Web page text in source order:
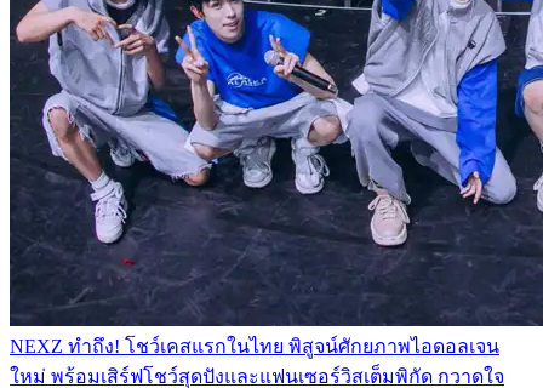
NEXZ ทำถึง! โชว์เคสแรกในไทย พิสูจน์ศักยภาพไอดอลเจน
ใหม่ พร้อมเสิร์ฟโชว์สุดปังและแฟนเซอร์วิสเต็มพิกัด กวาดใจ